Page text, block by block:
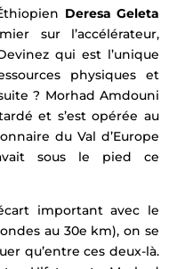
Deresa Geleta
sur l’accélérateur,
qui est l’unique
physiques et
? Morhad Amdouni
et s’est opérée au
du Val d’Europe
sous le pied ce
important avec le
au 30e km), on se
qu’entre ces deux-là.